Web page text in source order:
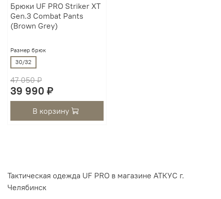
Брюки UF PRO Striker XT
Gen.3 Combat Pants
(Brown Grey)
Размер брюк
30/32
47 050 ₽
39 990 ₽
В корзину
Тактическая одежда UF PRO в магазине АТКУС г.
Челябинск